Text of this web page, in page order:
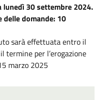
lunedì 30 settembre 2024.
delle domande: 10
sarà effettuata entro il
termine per l’erogazione
marzo 2025